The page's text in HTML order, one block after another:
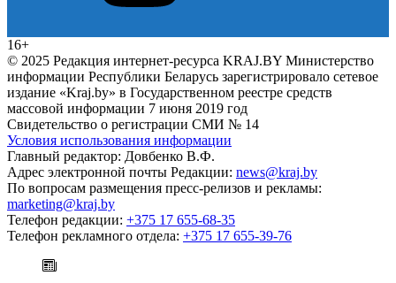
16+
© 2025 Редакция интернет-ресурса KRAJ.BY Министерство
информации Республики Беларусь зарегистрировало сетевое
издание «Kraj.by» в Государственном реестре средств
массовой информации 7 июня 2019 год
Свидетельство о регистрации СМИ № 14
Условия использования информации
Главный редактор: Довбенко В.Ф.
Адрес электронной почты Редакции: news@kraj.by
По вопросам размещения пресс-релизов и рекламы:
marketing@kraj.by
Телефон редакции: +375 17 655-68-35
Телефон рекламного отдела: +375 17 655-39-76